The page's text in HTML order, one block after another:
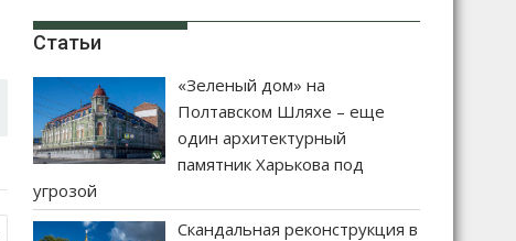
Статьи
«Зеленый дом» на
Полтавском Шляхе – еще
один архитектурный
памятник Харькова под
угрозой
Скандальная реконструкция в